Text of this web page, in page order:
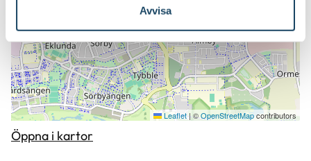
Avvisa
Leaflet |©OpenStreetMapcontributors
Öppna i kartor